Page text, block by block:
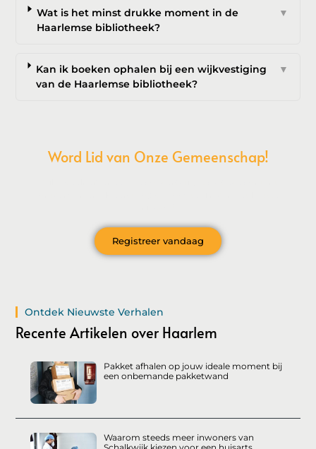
Wat is het minst drukke moment in de
Haarlemse bibliotheek?
▼
Kan ik boeken ophalen bij een wijkvestiging
van de Haarlemse bibliotheek?
▼
Word Lid van Onze Gemeenschap!
Registreer vandaag
Ontdek Nieuwste Verhalen
Recente Artikelen over Haarlem
Pakket afhalen op jouw ideale moment bij
een onbemande pakketwand
Waarom steeds meer inwoners van